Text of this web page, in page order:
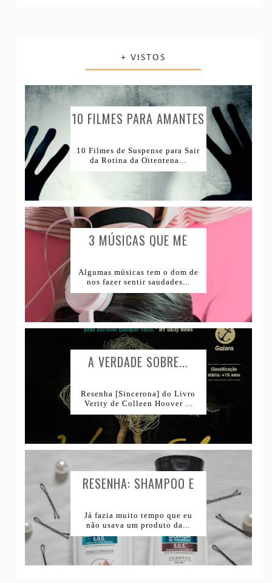
Vida Saudável
Comprinhas
Lugares e Viagens
Lojas Internacionais
Lojas Nacionais
Livro ou Filme?
1Tema1Make
1Tema1Esmalte
+ VISTOS
10 FILMES PARA AMANTES
10 Filmes de Suspense para Sair
da Rotina da Oitentena...
3 MÚSICAS QUE ME
Algumas músicas tem o dom de
nos fazer sentir saudades...
A VERDADE SOBRE...
Resenha [Sincerona] do Livro
Verity de Colleen Hoover ...
RESENHA: SHAMPOO E
DE VITAMINAS SKALA...
Já fazia muito tempo que eu
não usava um produto da...